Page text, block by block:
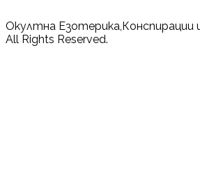
Окултна Езотерика,Конспирации
All Rights Reserved.